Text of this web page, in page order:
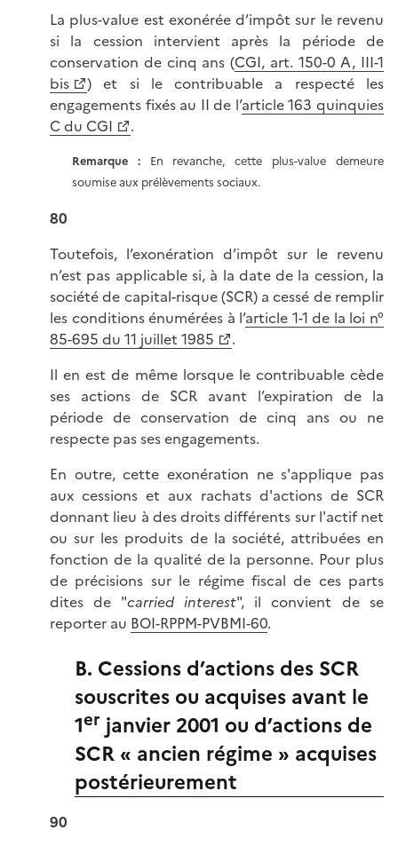
La plus-value est exonérée d’impôt sur le revenu
si la cession intervient après la période de
conservation de cinq ans (CGI, art. 150-0 A, III-1
bis
) et si le contribuable a respecté les
engagements fixés au II de l’article 163 quinquies
C du CGI
.
Remarque :En revanche, cette plus-value demeure
soumise aux prélèvements sociaux.
80
Toutefois, l’exonération d’impôt sur le revenu
n’est pas applicable si, à la date de la cession, la
société de capital-risque (SCR) a cessé de remplir
les conditions énumérées à l’article 1-1 de la loi n°
85-695 du 11 juillet 1985
.
Il en est de même lorsque le contribuable cède
ses actions de SCR avant l’expiration de la
période de conservation de cinq ans ou ne
respecte pas ses engagements.
En outre, cette exonération ne s'applique pas
aux cessions et aux rachats d'actions de SCR
donnant lieu à des droits différents sur l'actif net
ou sur les produits de la société, attribuées en
fonction de la qualité de la personne. Pour plus
de précisions sur le régime fiscal de ces parts
dites de "carried interest", il convient de se
reporter au BOI-RPPM-PVBMI-60.
B. Cessions d’actions des SCR
souscrites ou acquises avant le
1er janvier 2001 ou d’actions de
SCR « ancien régime » acquises
postérieurement
90